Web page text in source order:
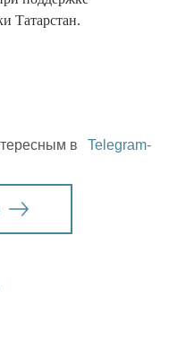
Татарстан.
в
Telegram-